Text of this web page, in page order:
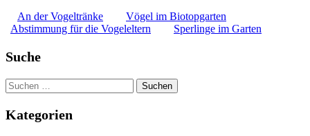
An der Vogeltränke
Vögel im Biotopgarten
Abstimmung für die Vogeleltern
Sperlinge im Garten
Suche
Suchen
nach:
Kategorien